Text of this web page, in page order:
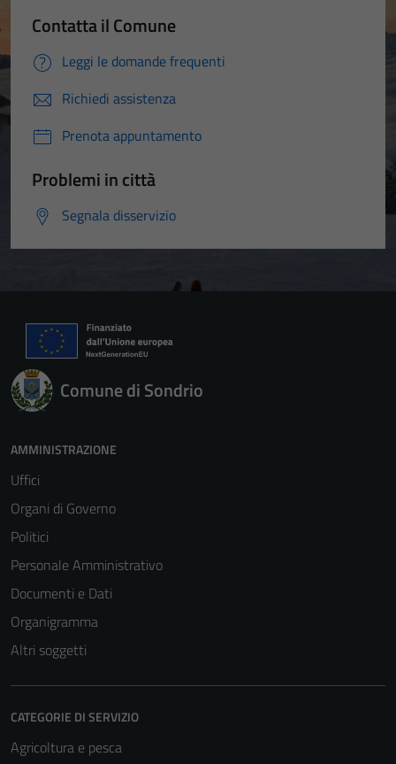
Contatta il Comune
Leggi le domande frequenti
Richiedi assistenza
Prenota appuntamento
Problemi in città
Segnala disservizio
Comune di Sondrio
AMMINISTRAZIONE
Uffici
Organi di Governo
Politici
Personale Amministrativo
Documenti e Dati
Organigramma
Altri soggetti
CATEGORIE DI SERVIZIO
Agricoltura e pesca
Questi cookie